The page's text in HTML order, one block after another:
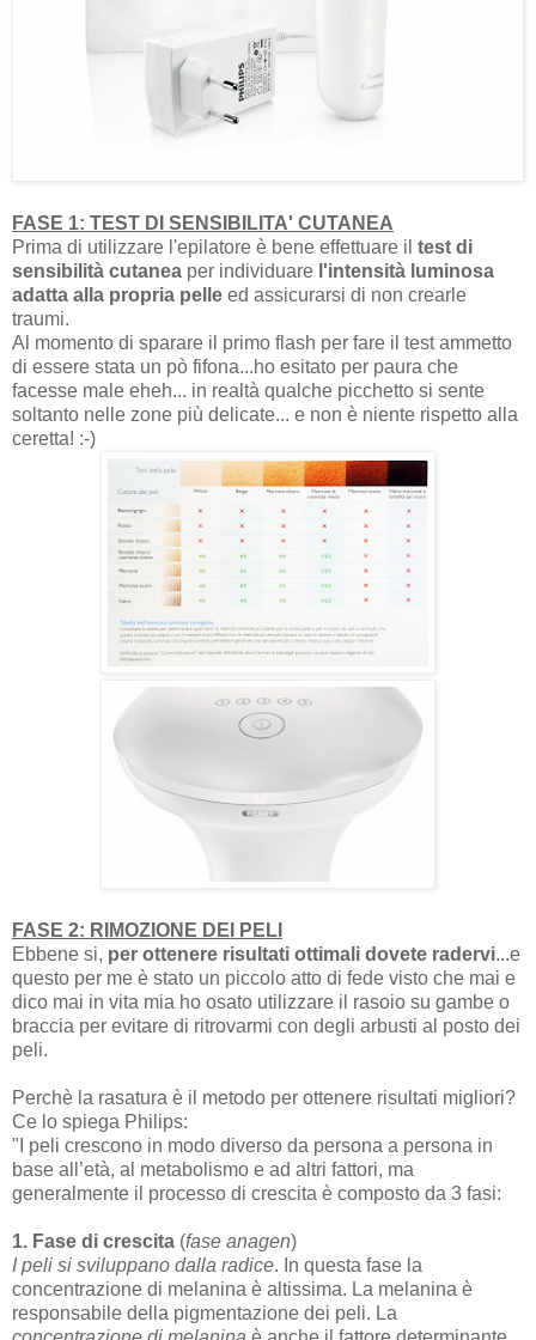
FASE 1: TEST DI SENSIBILITA' CUTANEA
Prima di utilizzare l'epilatore è bene effettuare il test di
sensibilità cutanea per individuare l'intensità luminosa
adatta alla propria pelle ed assicurarsi di non crearle
traumi.
Al momento di sparare il primo flash per fare il test ammetto
di essere stata un pò fifona...ho esitato per paura che
facesse male eheh... in realtà qualche picchetto si sente
soltanto nelle zone più delicate... e non è niente rispetto alla
ceretta! :-)
FASE 2: RIMOZIONE DEI PELI
Ebbene si, per ottenere risultati ottimali dovete radervi...e
questo per me è stato un piccolo atto di fede visto che mai e
dico mai in vita mia ho osato utilizzare il rasoio su gambe o
braccia per evitare di ritrovarmi con degli arbusti al posto dei
peli.
Perchè la rasatura è il metodo per ottenere risultati migliori?
Ce lo spiega Philips:
"I peli crescono in modo diverso da persona a persona in
base all’età, al metabolismo e ad altri fattori, ma
generalmente il processo di crescita è composto da 3 fasi:
1. Fase di crescita (fase anagen)
I peli si sviluppano dalla radice. In questa fase la
concentrazione di melanina è altissima. La melanina è
responsabile della pigmentazione dei peli. La